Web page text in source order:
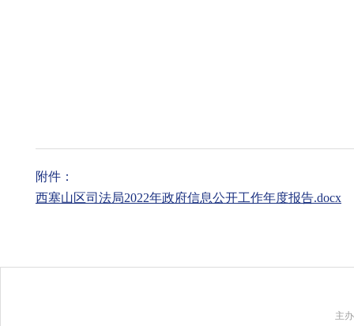
附件：
西塞山区司法局2022年政府信息公开工作年度报告.docx
主